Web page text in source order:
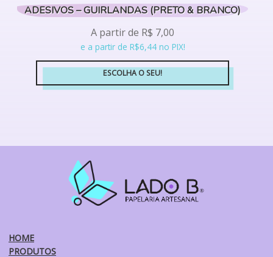
ADESIVOS – GUIRLANDAS (PRETO & BRANCO)
A partir de R$ 7,00
e a partir de R$6,44 no PIX!
ESCOLHA O SEU!
Este
variantes.
podem
ser
HOME
PRODUTOS